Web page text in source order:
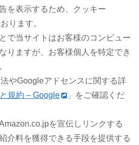
を表示するため、クッキー
ります。
で当サイトはお客様のコンピュー
りますが、お客様個人を特定でき
やGoogleアドセンスに関する詳
規約 – Google
」をご確認くだ
を宣伝しリンクする
介料を獲得できる手段を提供する